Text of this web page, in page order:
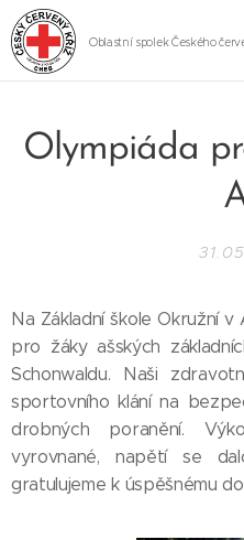
Oblastní spolek Českého
Olympiáda
Na Základní škole Okružní v
pro žáky ašských
Schonwaldu. Naši
sportovního klání na
drobných poranění.
vyrovnané, napětí se
gratulujeme k úspěšnému